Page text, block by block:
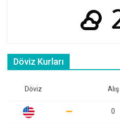
Döviz Kurları
Döviz Alış
0